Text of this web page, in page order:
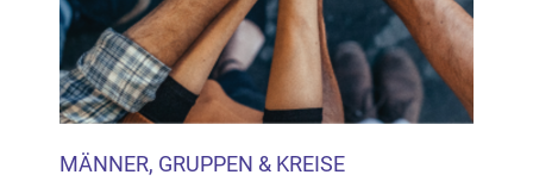
MÄNNER, GRUPPEN & KREISE